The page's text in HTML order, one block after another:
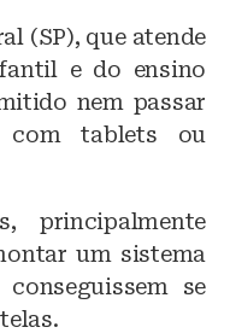
(SP), que atende
e do ensino
nem passar
tablets ou
principalmente
um sistema
se